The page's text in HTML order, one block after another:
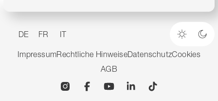
DE FR IT
Heller
ImpressumRechtliche HinweiseDatenschutzCookies
AGB
InstagramFacebookYouTubeLinkedin